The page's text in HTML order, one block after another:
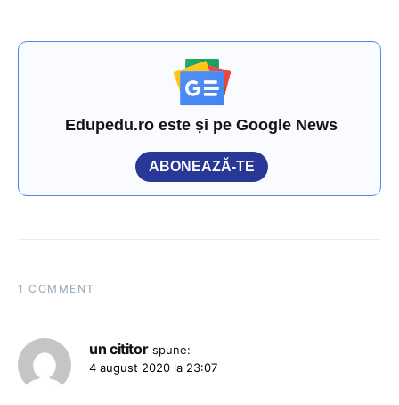
Edupedu.ro este și pe Google News
ABONEAZĂ-TE
1 COMMENT
un cititor spune:
4 august 2020 la 23:07